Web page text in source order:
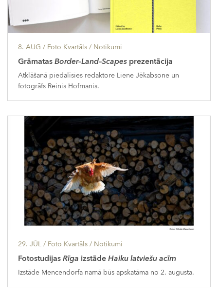
8. AUG / Foto Kvartāls / Notikumi
GrāmatasBorder–Land–Scapes prezentācija
Atklāšanā piedalīsies redaktore Liene Jēkabsone un
fotogrāfs Reinis Hofmanis.
29. JŪL / Foto Kvartāls / Notikumi
FotostudijasRīga izstādeHaiku latviešu acīm
Izstāde Mencendorfa namā būs apskatāma no 2. augusta.